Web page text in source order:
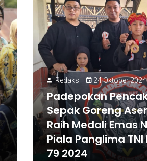
Redaksi 24 Oktober 2024
Padepokan
Sepak Goreng
Raih Medali Emas
Piala Panglima TNI
79 2024